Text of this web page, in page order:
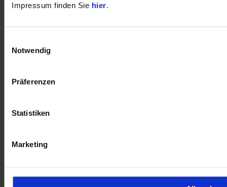
Impressum finden Sie hier.
Notwendig
Präferenzen
Statistiken
Marketing